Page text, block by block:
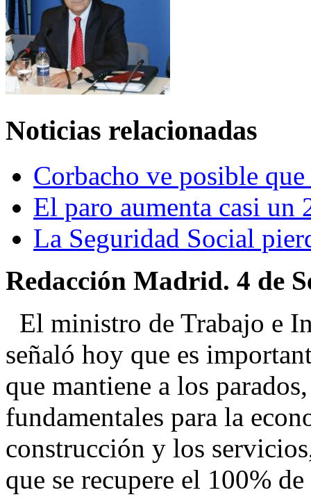
Noticias relacionadas
Corbacho ve posible
El paro aumenta casi un
La Seguridad Social
Redacción Madrid. 4 de
El ministro de Trabajo e
señaló hoy que es
que mantiene a los
fundamentales para la
construcción y los
que se recupere el 100%